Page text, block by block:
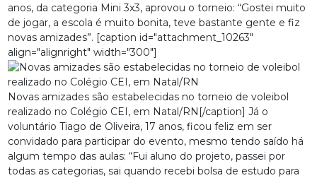
anos, da categoria Mini 3x3, aprovou o torneio: “Gostei muito
de jogar, a escola é muito bonita, teve bastante gente e fiz
novas amizades”. [caption id="attachment_10263"
align="alignright" width="300"]
Novas amizades são estabelecidas no torneio de voleibol
realizado no Colégio CEI, em Natal/RN[/caption] Já o
voluntário Tiago de Oliveira, 17 anos, ficou feliz em ser
convidado para participar do evento, mesmo tendo saído há
algum tempo das aulas: “Fui aluno do projeto, passei por
todas as categorias, sai quando recebi bolsa de estudo para